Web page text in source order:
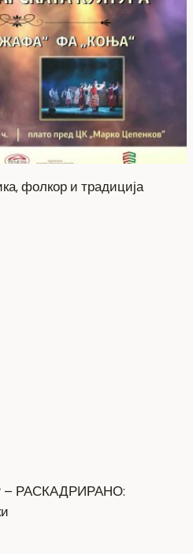
фолкор и традиција
– РАСКАДРИРАНО: